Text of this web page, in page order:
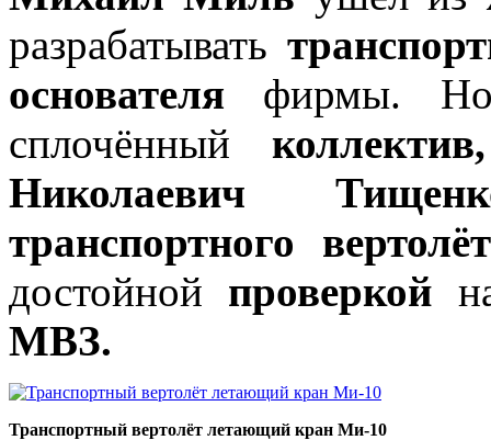
разрабатывать
основателя фирмы.
сплочённый коллектив,
Николаевич
транспортного
достойной проверкой
МВЗ.
Транспортный вертолёт летающий кран Ми-10